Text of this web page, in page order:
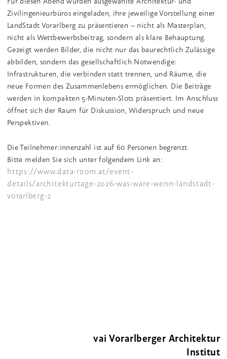
Zivilingenieurbüros eingeladen, ihre jeweilige Vorstellung einer
LandStadt Vorarlberg zu präsentieren – nicht als Masterplan,
nicht als Wettbewerbsbeitrag, sondern als klare Behauptung.
Gezeigt werden Bilder, die nicht nur das baurechtlich Zulässige
abbilden, sondern das gesellschaftlich Notwendige:
Infrastrukturen, die verbinden statt trennen, und Räume, die
neue Formen des Zusammenlebens ermöglichen. Die Beiträge
werden in kompakten 5-Minuten-Slots präsentiert. Im Anschluss
öffnet sich der Raum für Diskussion, Widerspruch und neue
Perspektiven.
Die Teilnehmer:innenzahl ist auf 60 Personen begrenzt.
Bitte melden Sie sich unter folgendem Link an:
https://www.data-room.at/event-
details/architekturtage-2026-was-ware-wenn-landstadt-
vorarlberg-2
vai Vorarlberger Architektur
Institut